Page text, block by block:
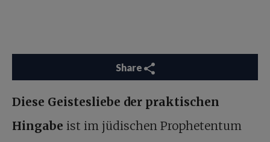
Share
Diese Geistesliebe der praktischen
Hingabe ist im jüdischen Prophetentum